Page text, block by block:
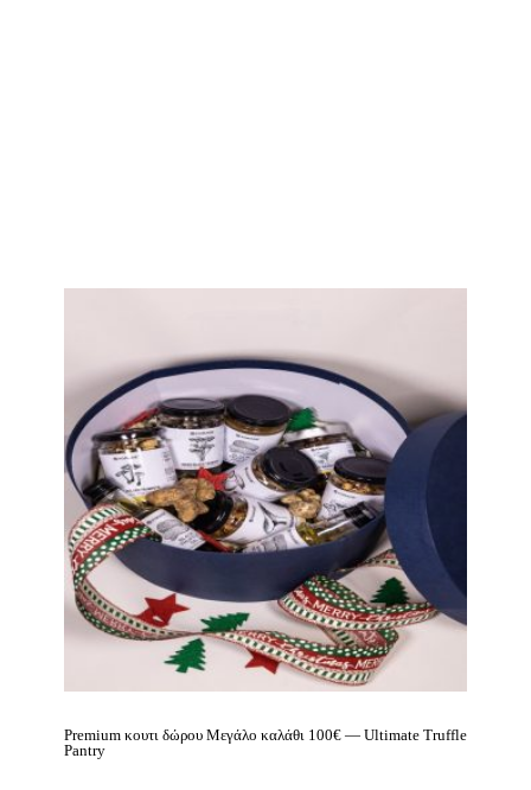
Premium κουτι δώρου Μεγάλο καλάθι 100€ — Ultimate Truffle
Pantry